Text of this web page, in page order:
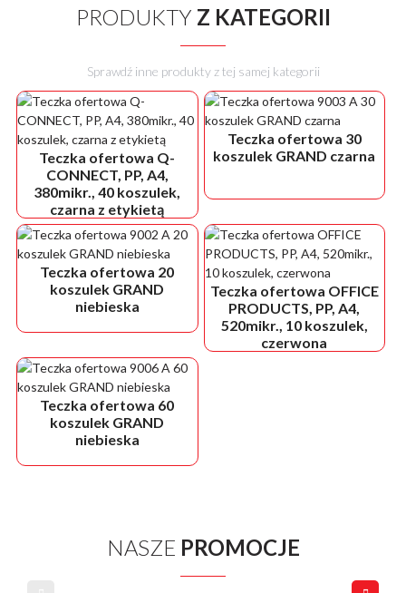
PRODUKTY Z KATEGORII
Sprawdź inne produkty z tej samej kategorii
Teczka ofertowa Q-
CONNECT, PP, A4,
380mikr., 40 koszulek,
czarna z etykietą
Teczka ofertowa 30
koszulek GRAND czarna
Teczka ofertowa 20
koszulek GRAND
niebieska
Teczka ofertowa OFFICE
PRODUCTS, PP, A4,
520mikr., 10 koszulek,
czerwona
Teczka ofertowa 60
koszulek GRAND
niebieska
NASZE PROMOCJE